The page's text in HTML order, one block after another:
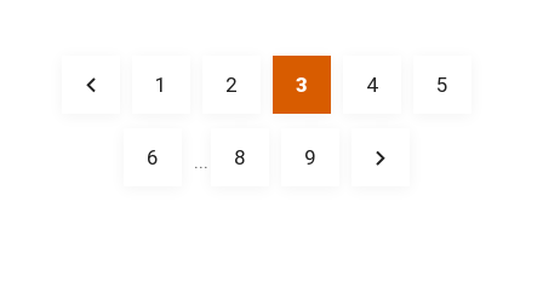
1 2 3 4 5
6 ... 8 9